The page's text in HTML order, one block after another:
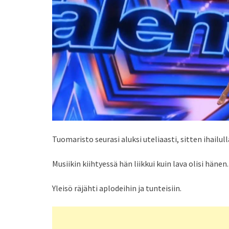
Tuomaristo seurasi aluksi uteliaasti, sitten
Musiikin kiihtyessä hän liikkui kuin lava olisi hänen.
Yleisö räjähti aplodeihin ja tunteisiin.